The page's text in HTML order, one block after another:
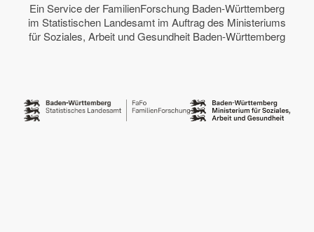
Ein Service der FamilienForschung Baden-Württemberg
im Statistischen Landesamt im Auftrag des Ministeriums
für Soziales, Arbeit und Gesundheit Baden-Württemberg